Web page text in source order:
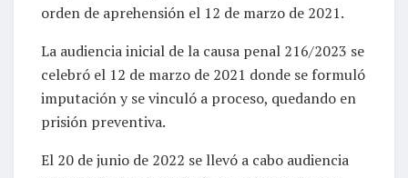
orden de aprehensión el 12 de marzo de 2021.
La audiencia inicial de la causa penal 216/2023 se
celebró el 12 de marzo de 2021 donde se formuló
imputación y se vinculó a proceso, quedando en
prisión preventiva.
El 20 de junio de 2022 se llevó a cabo audiencia